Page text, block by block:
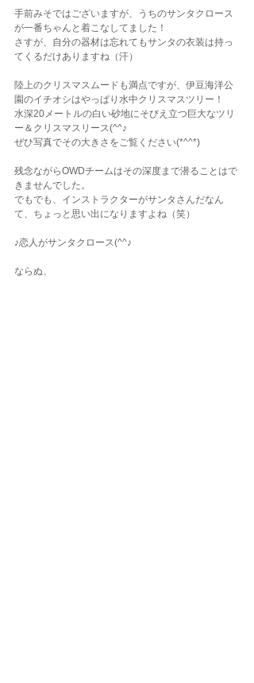
手前みそではございますが、うちのサンタクロース
が一番ちゃんと着こなしてました！
さすが、自分の器材は忘れてもサンタの衣装は持っ
てくるだけありますね（汗）
陸上のクリスマスムードも満点ですが、伊豆海洋公
園のイチオシはやっぱり水中クリスマスツリー！
水深20メートルの白い砂地にそびえ立つ巨大なツリ
ー＆クリスマスリース(^^♪
ぜひ写真でその大きさをご覧ください(*^^*)
残念ながらOWDチームはその深度まで潜ることはで
きませんでした。
でもでも、インストラクターがサンタさんだなん
て、ちょっと思い出になりますよね（笑）
♪恋人がサンタクロース(^^♪
ならぬ、